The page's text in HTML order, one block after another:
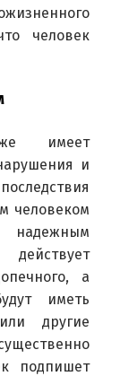
человек
имеет
и
человеком
надежным
а
иметь
другие
подпишет